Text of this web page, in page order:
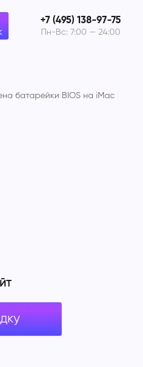
+7 (495) 138-97-75
Пн-Вс: 7:00 — 24:00
батарейки BIOS на iMac